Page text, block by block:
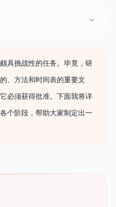
具挑战性的任务。毕竟，研
、方法和时间表的重要文
必须获得批准。下面我将详
个阶段，帮助大家制定出一